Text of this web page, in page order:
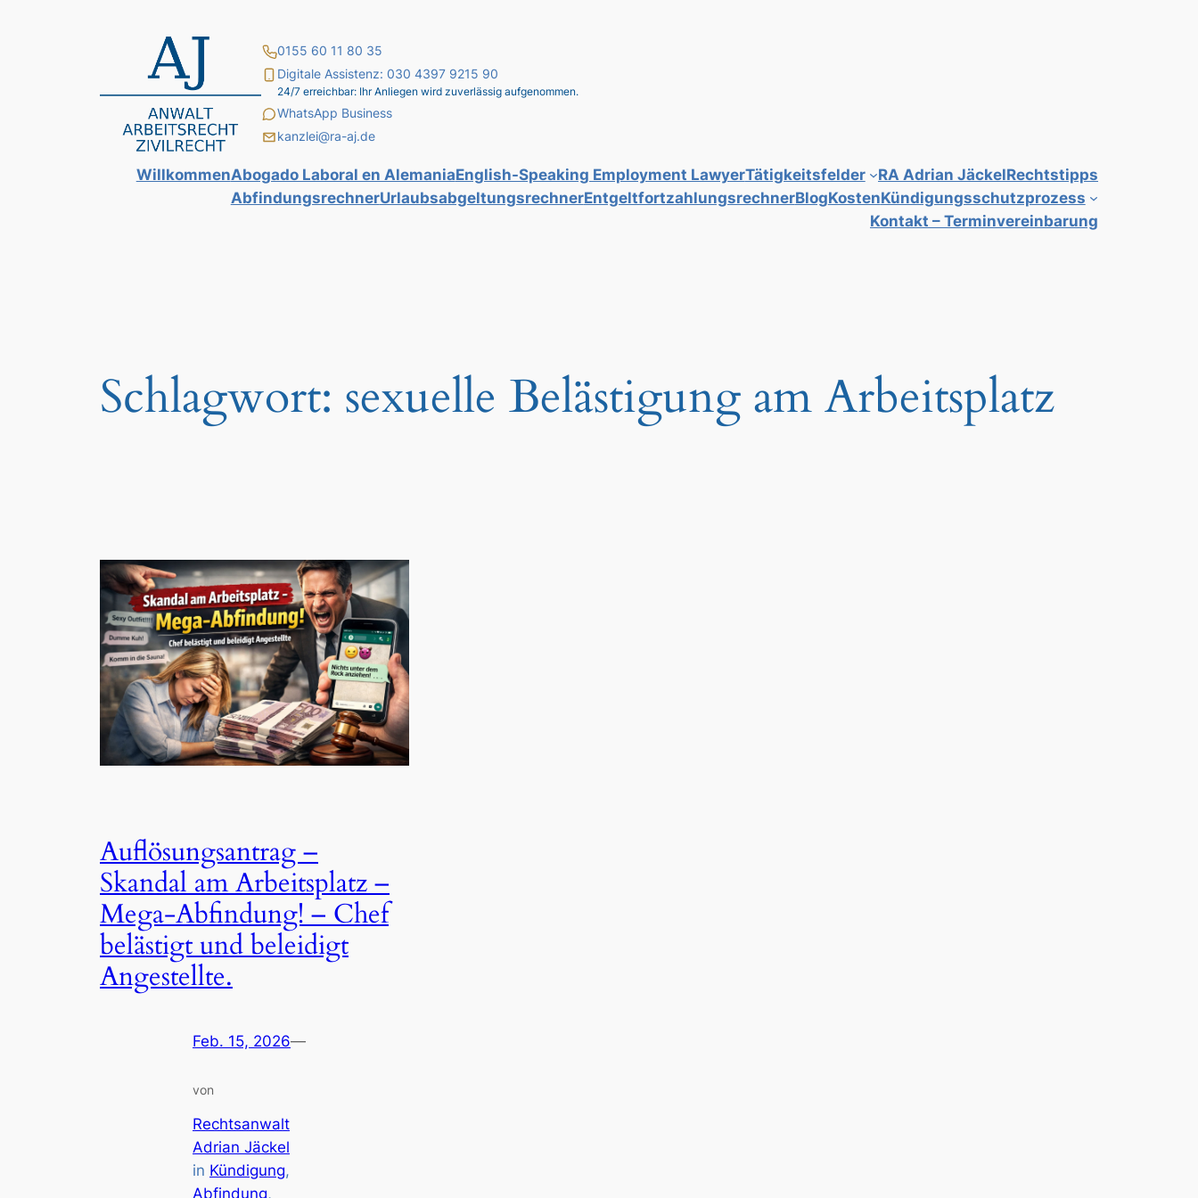
0155 60 11 80 35
Digitale Assistenz: 030 4397 9215 90
24/7 erreichbar: Ihr Anliegen wird zuverlässig aufgenommen.
WhatsApp Business
kanzlei@ra-aj.de
WillkommenAbogado Laboral en AlemaniaEnglish-Speaking Employment LawyerTätigkeitsfelder RA Adrian JäckelRechtstipps
AbfindungsrechnerUrlaubsabgeltungsrechnerEntgeltfortzahlungsrechnerBlogKostenKündigungsschutzprozess
Kontakt – Terminvereinbarung
Schlagwort: sexuelle Belästigung am Arbeitsplatz
Auflösungsantrag –
Skandal am Arbeitsplatz –
Mega-Abfindung! – Chef
belästigt und beleidigt
Angestellte.
Feb. 15, 2026—
von
Rechtsanwalt
Adrian Jäckel
in Kündigung
Abfindung